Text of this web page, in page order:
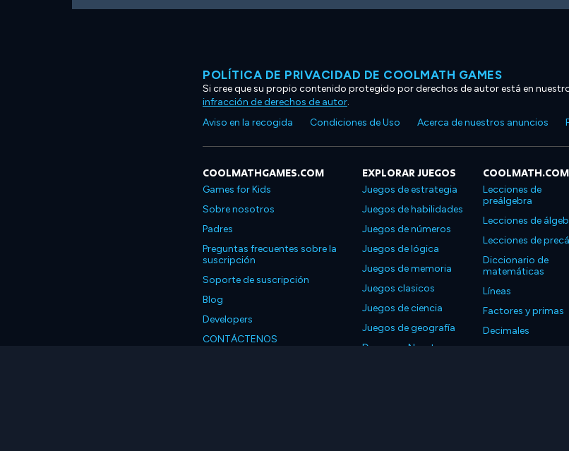
POLÍTICA DE PRIVACIDAD DE COOLMATH GAMES
Si cree que su propio contenido protegido por derechos de autor está en
infracción de derechos de autor.
Aviso en la recogida
Condiciones de Uso Acerca de nuestros anuncios
COOLMATHGAMES.COM
Games for Kids
Sobre nosotros
Padres
Preguntas frecuentes sobre la
suscripción
Soporte de suscripción
Blog
Developers
CONTÁCTENOS
EXPLORAR JUEGOS
Juegos de estrategia
Juegos de habilidades
Juegos de números
Juegos de lógica
Juegos de memoria
Juegos clasicos
Juegos de ciencia
Juegos de geografía
Descarga Nuestras
COOLMATH.COM
Lecciones de
preálgebra
Lecciones de
Lecciones de
Diccionario de
matemáticas
Líneas
Factores y primas
Decimales